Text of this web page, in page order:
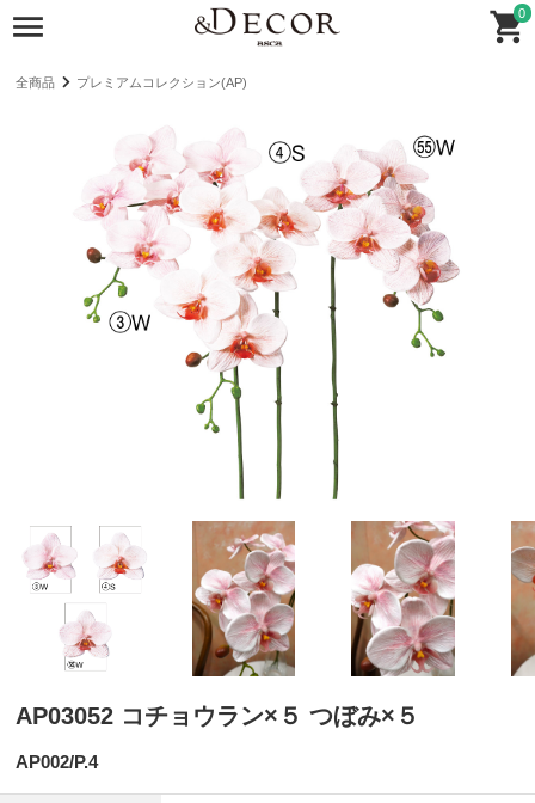
0
全商品 プレミアムコレクション(AP)
AP03052 コチョウラン×５ つぼみ×５
AP002/P.4